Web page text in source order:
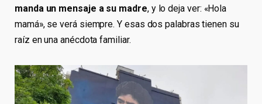
manda un mensaje a su madre, y lo deja ver: «Hola
mamá», se verá siempre. Y esas dos palabras tienen su
raíz en una anécdota familiar.